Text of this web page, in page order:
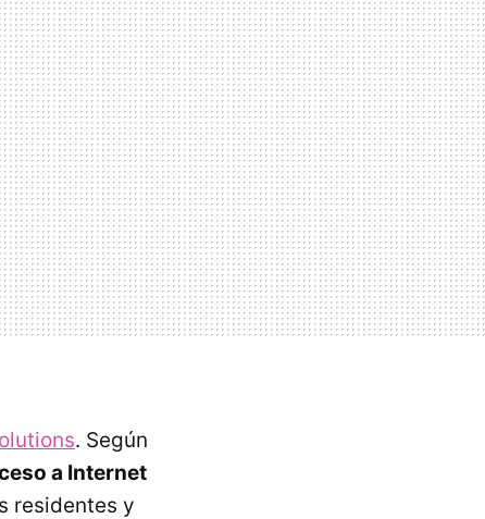
. Según
a Internet
residentes y